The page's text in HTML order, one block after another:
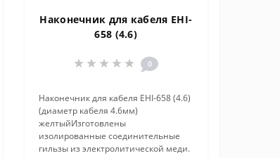
Наконечник для кабеля EHI-
658 (4.6)
0
Наконечник для кабеля EHI-658 (4.6)
(диаметр кабеля 4.6мм)
желтыйИзготовлены
изолированные соединительные
гильзы из электролитической меди.